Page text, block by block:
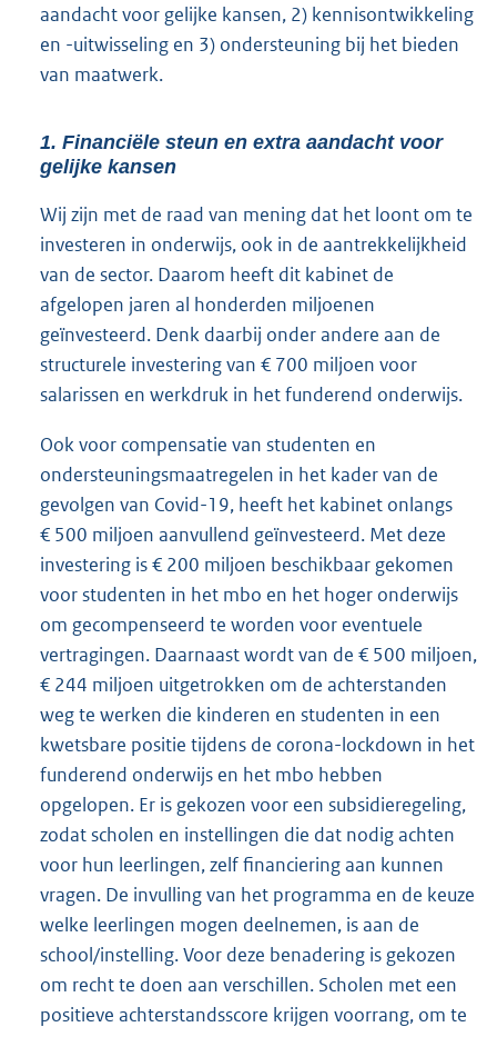
aandacht voor gelijke kansen, 2) kennisontwikkeling
en -uitwisseling en 3) ondersteuning bij het bieden
van maatwerk.
1. Financiële steun en extra aandacht voor
gelijke kansen
Wij zijn met de raad van mening dat het loont om te
investeren in onderwijs, ook in de aantrekkelijkheid
van de sector. Daarom heeft dit kabinet de
afgelopen jaren al honderden miljoenen
geïnvesteerd. Denk daarbij onder andere aan de
structurele investering van € 700 miljoen voor
salarissen en werkdruk in het funderend onderwijs.
Ook voor compensatie van studenten en
ondersteuningsmaatregelen in het kader van de
gevolgen van Covid-19, heeft het kabinet onlangs
€ 500 miljoen aanvullend geïnvesteerd. Met deze
investering is € 200 miljoen beschikbaar gekomen
voor studenten in het mbo en het hoger onderwijs
om gecompenseerd te worden voor eventuele
vertragingen. Daarnaast wordt van de € 500 miljoen,
€ 244 miljoen uitgetrokken om de achterstanden
weg te werken die kinderen en studenten in een
kwetsbare positie tijdens de corona-lockdown in het
funderend onderwijs en het mbo hebben
opgelopen. Er is gekozen voor een subsidieregeling,
zodat scholen en instellingen die dat nodig achten
voor hun leerlingen, zelf financiering aan kunnen
vragen. De invulling van het programma en de keuze
welke leerlingen mogen deelnemen, is aan de
school/instelling. Voor deze benadering is gekozen
om recht te doen aan verschillen. Scholen met een
positieve achterstandsscore krijgen voorrang, om te